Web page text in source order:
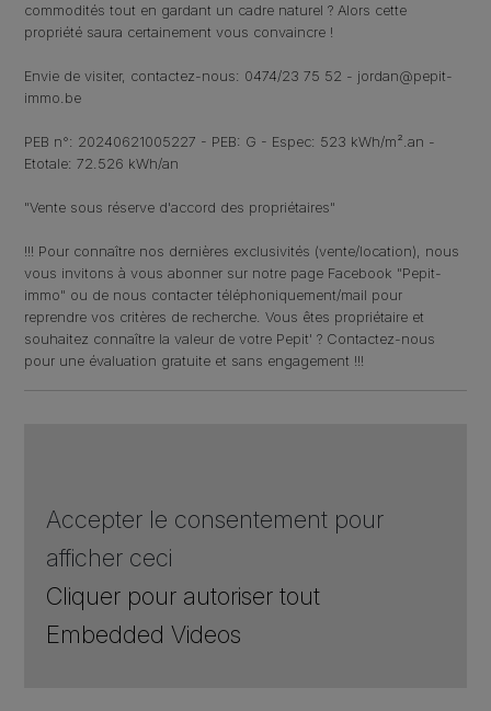
commodités tout en gardant un cadre naturel ? Alors cette
propriété saura certainement vous convaincre !
Envie de visiter, contactez-nous: 0474/23 75 52 - jordan@pepit-
immo.be
PEB n°: 20240621005227 - PEB: G - Espec: 523 kWh/m².an -
Etotale: 72.526 kWh/an
"Vente sous réserve d'accord des propriétaires"
!!! Pour connaître nos dernières exclusivités (vente/location), nous
vous invitons à vous abonner sur notre page Facebook "Pepit-
immo" ou de nous contacter téléphoniquement/mail pour
reprendre vos critères de recherche. Vous êtes propriétaire et
souhaitez connaître la valeur de votre Pepit' ? Contactez-nous
pour une évaluation gratuite et sans engagement !!!
Accepter le consentement pour
afficher ceci
Cliquer pour autoriser tout
Embedded Videos